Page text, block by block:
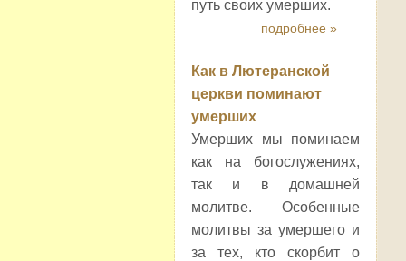
путь своих умерших.
подробнее »
Как в Лютеранской
церкви поминают
умерших
Умерших мы поминаем
как на богослужениях,
так и в домашней
молитве. Особенные
молитвы за умершего и
за тех, кто скорбит о